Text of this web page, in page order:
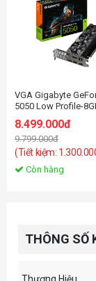
VGA Gigabyte
5050 Low Profile-
8.499.000đ
9.799.000đ
(Tiết kiệm:
Còn hàng
THÔNG SỐ
Thương Hiệu